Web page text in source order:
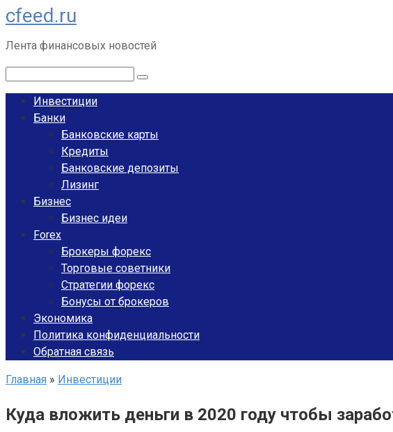
Перейти
к
контенту
cfeed.ru
Лента финансовых новостей
Инвестиции
Банки
Банковские карты
Кредиты
Банковские депозиты
Лизинг
Бизнес
Бизнес идеи
Forex
Брокеры форекс
Торговые советники
Стратегии форекс
Бонусы от брокеров
Экономика
Политика конфиденциальности
Обратная связь
Главная » Инвестиции
Куда вложить деньги в 2020 году чтобы